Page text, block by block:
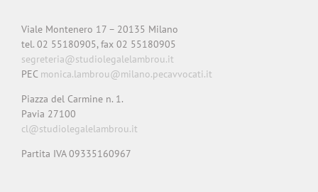
Viale Montenero 17 – 20135 Milano
tel. 02 55180905, fax 02 55180905
segreteria@studiolegalelambrou.it
PEC monica.lambrou@milano.pecavvocati.it
Piazza del Carmine n. 1.
Pavia 27100
cl@studiolegalelambrou.it
Partita IVA 09335160967